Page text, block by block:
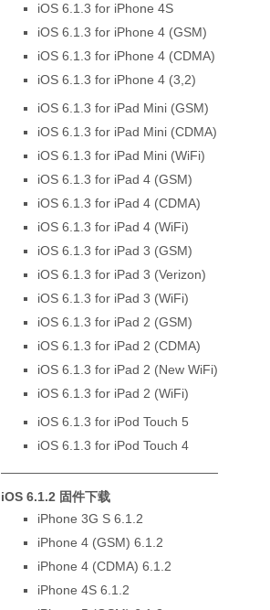
iOS 6.1.3 for iPhone 4S
iOS 6.1.3 for iPhone 4 (GSM)
iOS 6.1.3 for iPhone 4 (CDMA)
iOS 6.1.3 for iPhone 4 (3,2)
iOS 6.1.3 for iPad Mini (GSM)
iOS 6.1.3 for iPad Mini (CDMA)
iOS 6.1.3 for iPad Mini (WiFi)
iOS 6.1.3 for iPad 4 (GSM)
iOS 6.1.3 for iPad 4 (CDMA)
iOS 6.1.3 for iPad 4 (WiFi)
iOS 6.1.3 for iPad 3 (GSM)
iOS 6.1.3 for iPad 3 (Verizon)
iOS 6.1.3 for iPad 3 (WiFi)
iOS 6.1.3 for iPad 2 (GSM)
iOS 6.1.3 for iPad 2 (CDMA)
iOS 6.1.3 for iPad 2 (New WiFi)
iOS 6.1.3 for iPad 2 (WiFi)
iOS 6.1.3 for iPod Touch 5
iOS 6.1.3 for iPod Touch 4
—————————————————
iOS 6.1.2 固件下载
iPhone 3G S 6.1.2
iPhone 4 (GSM) 6.1.2
iPhone 4 (CDMA) 6.1.2
iPhone 4S 6.1.2